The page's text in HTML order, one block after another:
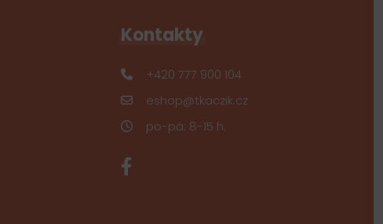
Kontakty
+420 777 900 104
eshop@tkaczik.cz
po-pá: 8-15 h.